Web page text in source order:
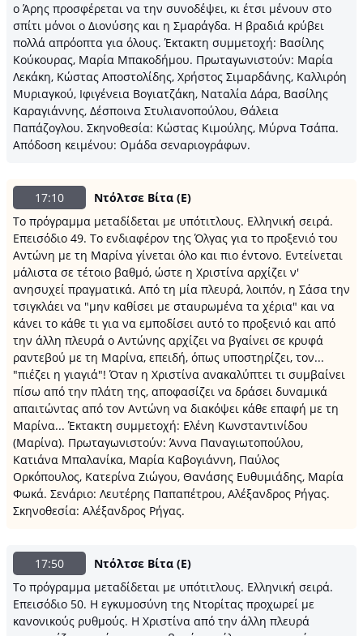
ο Άρης προσφέρεται να την συνοδέψει, κι έτσι μένουν στο
σπίτι μόνοι ο Διονύσης και η Σμαράγδα. Η βραδιά κρύβει
πολλά απρόοπτα για όλους. Έκτακτη συμμετοχή: Βασίλης
Κούκουρας, Μαρία Μπακοδήμου. Πρωταγωνιστούν: Μαρία
Λεκάκη, Κώστας Αποστολίδης, Χρήστος Σιμαρδάνης, Καλλιρόη
Μυριαγκού, Ιφιγένεια Βογιατζάκη, Ναταλία Δάρα, Βασίλης
Καραγιάννης, Δέσποινα Στυλιανοπούλου, Θάλεια
Παπάζογλου. Σκηνοθεσία: Κώστας Κιμούλης, Μύρνα Τσάπα.
Απόδοση κειμένου: Ομάδα σεναριογράφων.
17:10
Ντόλτσε Βίτα (Ε)
Το πρόγραμμα μεταδίδεται με υπότιτλους. Ελληνική σειρά.
Επεισόδιο 49. Το ενδιαφέρον της Όλγας για το προξενιό του
Αντώνη με τη Μαρίνα γίνεται όλο και πιο έντονο. Eντείνεται
μάλιστα σε τέτοιο βαθμό, ώστε η Χριστίνα αρχίζει ν'
ανησυχεί πραγματικά. Από τη μία πλευρά, λοιπόν, η Σάσα την
τσιγκλάει να "μην καθίσει με σταυρωμένα τα χέρια" και να
κάνει το κάθε τι για να εμποδίσει αυτό το προξενιό και από
την άλλη πλευρά ο Αντώνης αρχίζει να βγαίνει σε κρυφά
ραντεβού με τη Μαρίνα, επειδή, όπως υποστηρίζει, τον...
"πιέζει η γιαγιά"! Όταν η Χριστίνα ανακαλύπτει τι συμβαίνει
πίσω από την πλάτη της, αποφασίζει να δράσει δυναμικά
απαιτώντας από τον Αντώνη να διακόψει κάθε επαφή με τη
Μαρίνα... Έκτακτη συμμετοχή: Ελένη Κωνσταντινίδου
(Μαρίνα). Πρωταγωνιστούν: Άννα Παναγιωτοπούλου,
Κατιάνα Μπαλανίκα, Μαρία Καβογιάννη, Παύλος
Ορκόπουλος, Κατερίνα Ζιώγου, Θανάσης Ευθυμιάδης, Μαρία
Φωκά. Σενάριο: Λευτέρης Παπαπέτρου, Αλέξανδρος Ρήγας.
Σκηνοθεσία: Αλέξανδρος Ρήγας.
17:50
Ντόλτσε Βίτα (Ε)
Το πρόγραμμα μεταδίδεται με υπότιτλους. Ελληνική σειρά.
Επεισόδιο 50. Η εγκυμοσύνη της Ντορίτας προχωρεί με
κανονικούς ρυθμούς. Η Χριστίνα από την άλλη πλευρά